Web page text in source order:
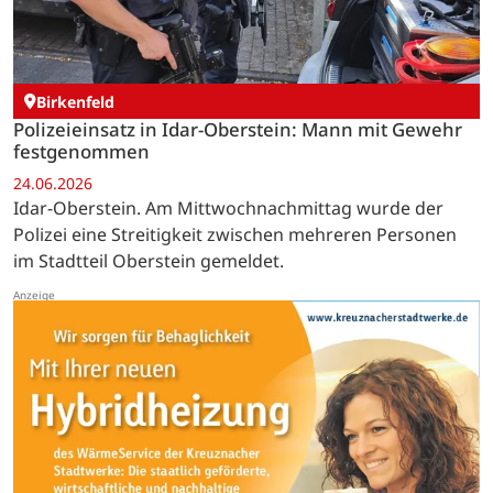
Birkenfeld
Polizeieinsatz in Idar-Oberstein: Mann mit Gewehr
festgenommen
24.06.2026
Idar-Oberstein. Am Mittwochnachmittag wurde der
Polizei eine Streitigkeit zwischen mehreren Personen
im Stadtteil Oberstein gemeldet.